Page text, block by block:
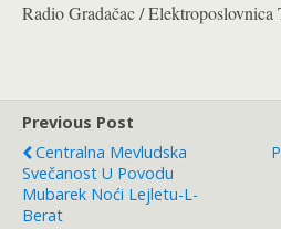
Radio Gradačac / Elektroposlovnica
Previous Post
Centralna Mevludska
Svečanost U Povodu
Mubarek Noći Lejletu-L-
Berat